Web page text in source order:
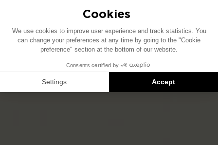
Modularität werden bei allen 2.0-, 5.1- und 5.1.2-